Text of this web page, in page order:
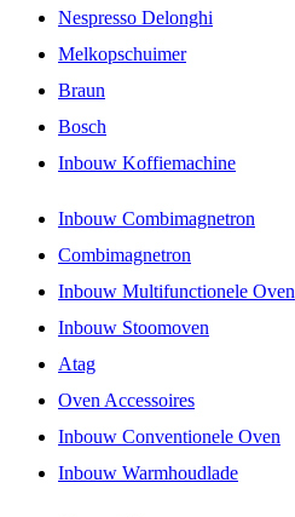
Nespresso Delonghi
Melkopschuimer
Braun
Bosch
Inbouw Koffiemachine
Inbouw Combimagnetron
Combimagnetron
Inbouw Multifunctionele Oven
Inbouw Stoomoven
Atag
Oven Accessoires
Inbouw Conventionele Oven
Inbouw Warmhoudlade